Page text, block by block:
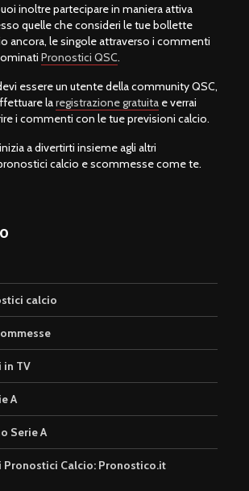
inoltre partecipare in maniera attiva
quelle che consideri le tue bollette
ancora, le singole attraverso i commenti
Pronostici QSC.
essere un utente della community QSC,
laregistrazione gratuita e verrai
i commenti con le tue previsioni calcio.
a divertirti insieme agli altri
calcio e scommesse come te.
calcio
in TV
A
Serie A
Calcio: Pronostico.it